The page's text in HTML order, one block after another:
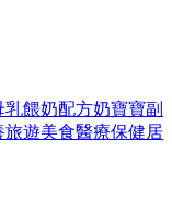
乳餵奶配方奶寶寶副
旅遊美食醫療保健居